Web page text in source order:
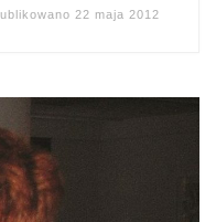
22 maja 2012